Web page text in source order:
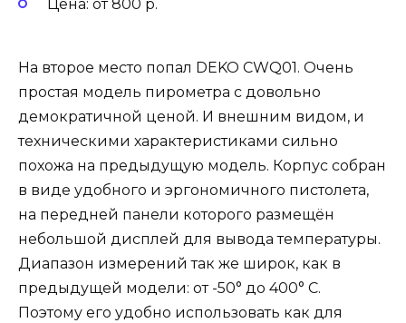
Цена: от 800 р.
На второе место попал DEKO CWQ01. Очень
простая модель пирометра с довольно
демократичной ценой. И внешним видом, и
техническими характеристиками сильно
похожа на предыдущую модель. Корпус собран
в виде удобного и эргономичного пистолета,
на передней панели которого размещён
небольшой дисплей для вывода температуры.
Диапазон измерений так же широк, как в
предыдущей модели: от -50° до 400° С.
Поэтому его удобно использовать как для